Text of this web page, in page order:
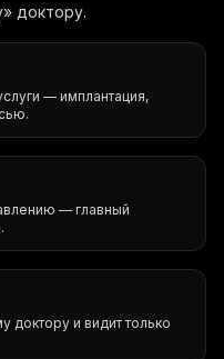
доктору.
— имплантация,
— главный
доктору и видит только